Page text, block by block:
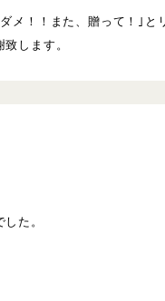
メ！！また、贈って！｣
します。
た。